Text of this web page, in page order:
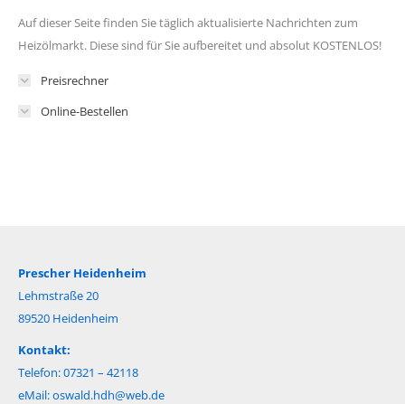
Auf dieser Seite finden Sie täglich aktualisierte Nachrichten zum
Heizölmarkt. Diese sind für Sie aufbereitet und absolut KOSTENLOS!
Preisrechner
Online-Bestellen
Prescher Heidenheim
Lehmstraße 20
89520 Heidenheim
Kontakt:
Telefon: 07321 – 42118
eMail:oswald.hdh@web.de